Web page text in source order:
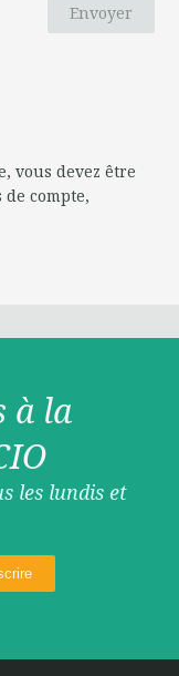
Envoyer
vous devez être
de compte,
à la
les lundis et